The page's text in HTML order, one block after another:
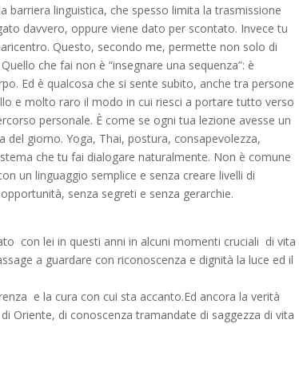
linguistica, che spesso limita la trasmissione
davvero, oppure viene dato per scontato. Invece tu
Questo, secondo me, permette non solo di
che fai non è “insegnare una sequenza”: è
Ed è qualcosa che si sente subito, anche tra persone
e molto raro il modo in cui riesci a portare tutto verso
personale. È come se ogni tua lezione avesse un
del giorno. Yoga, Thai, postura, consapevolezza,
che tu fai dialogare naturalmente. Non è comune
un linguaggio semplice e senza creare livelli di
senza segreti e senza gerarchie.
con lei in questi anni in alcuni momenti cruciali di vita
a guardare con riconoscenza e dignità la luce ed il
e la cura con cui sta accanto.Ed ancora la verità
Oriente, di conoscenza tramandate di saggezza di vita